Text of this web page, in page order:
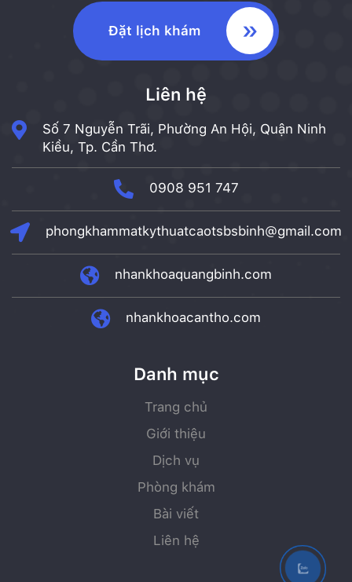
Đặt lịch khám
Liên hệ
Số 7 Nguyễn Trãi, Phường An Hội, Quận Ninh
Kiều, Tp. Cần Thơ.
0908 951 747
phongkhammatkythuatcaotsbsbinh@gmail.com
nhankhoaquangbinh.com
nhankhoacantho.com
Danh mục
Trang chủ
Giới thiệu
Dịch vụ
Phòng khám
Bài viết
Liên hệ